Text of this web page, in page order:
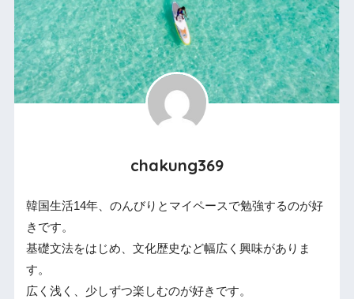
chakung369
韓国生活14年、のんびりとマイペースで勉強するのが好
きです。
基礎文法をはじめ、文化歴史など幅広く興味がありま
す。
広く浅く、少しずつ楽しむのが好きです。